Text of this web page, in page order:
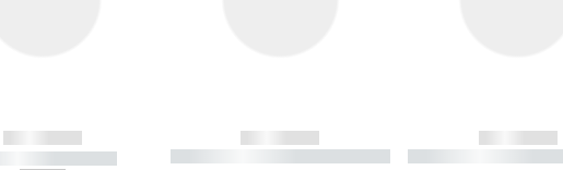
------------
-----------
------------
----------- ----------- ----------
------------
----------- -----------